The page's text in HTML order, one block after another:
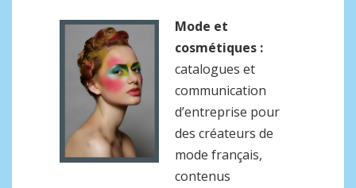
Mode et
cosmétiques :
catalogues et
communication
d’entreprise pour
des créateurs de
mode français,
contenus